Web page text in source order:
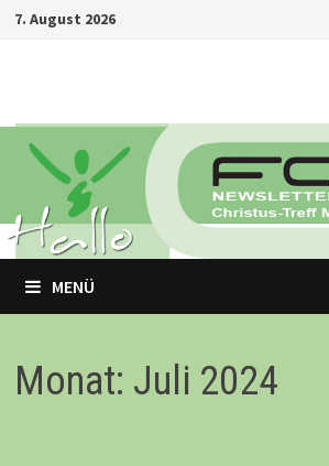
Zurück
7. August 2026
MENÜ
Monat: Juli 2024